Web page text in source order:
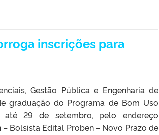
inscrições para
Gestão Pública e Engenharia de
graduação do Programa de Bom Uso
até 29 de setembro, pelo endereço
Bolsista Edital Proben – Novo Prazo de